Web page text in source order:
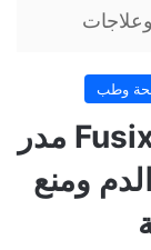
وطب
فيوزكس 40 مجم أقراص Fusix مدر
ومنع